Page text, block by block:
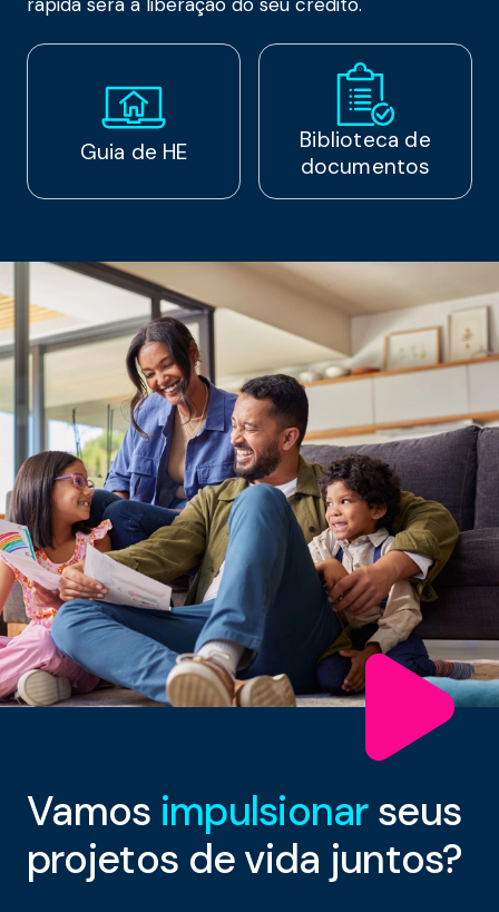
Guia de HE
Biblioteca de
documentos
Vamos impulsionarseus
projetos de vida juntos?